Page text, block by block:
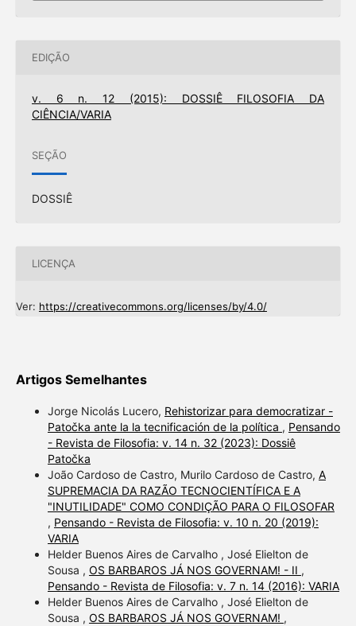
EDIÇÃO
v. 6 n. 12 (2015): DOSSIÊ FILOSOFIA DA
CIÊNCIA/VARIA
SEÇÃO
DOSSIÊ
LICENÇA
Ver: https://creativecommons.org/licenses/by/4.0/
Artigos Semelhantes
Jorge Nicolás Lucero, Rehistorizar para democratizar -
Patočka ante la la tecnificación de la política , Pensando
- Revista de Filosofia: v. 14 n. 32 (2023): Dossiê
Patočka
João Cardoso de Castro, Murilo Cardoso de Castro, A
SUPREMACIA DA RAZÃO TECNOCIENTÍFICA E A
"INUTILIDADE" COMO CONDIÇÃO PARA O FILOSOFAR
, Pensando - Revista de Filosofia: v. 10 n. 20 (2019):
VARIA
Helder Buenos Aires de Carvalho , José Elielton de
Sousa , OS BARBAROS JÁ NOS GOVERNAM! - II ,
Pensando - Revista de Filosofia: v. 7 n. 14 (2016): VARIA
Helder Buenos Aires de Carvalho , José Elielton de
Sousa , OS BARBAROS JÁ NOS GOVERNAM! ,